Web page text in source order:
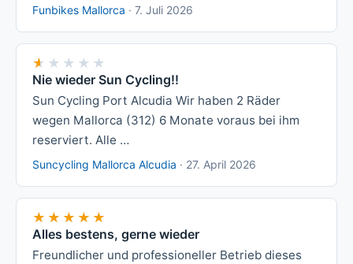
Funbikes Mallorca · 7. Juli 2026
★★★★★
★★★★★
Nie wieder Sun Cycling!!
Sun Cycling Port Alcudia Wir haben 2 Räder
wegen Mallorca (312) 6 Monate voraus bei ihm
reserviert. Alle …
Suncycling Mallorca Alcudia · 27. April 2026
★★★★★
★★★★★
Alles bestens, gerne wieder
Freundlicher und professioneller Betrieb dieses